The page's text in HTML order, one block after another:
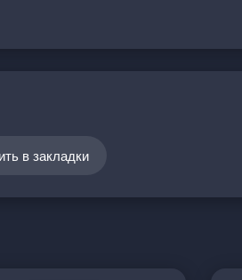
в закладки